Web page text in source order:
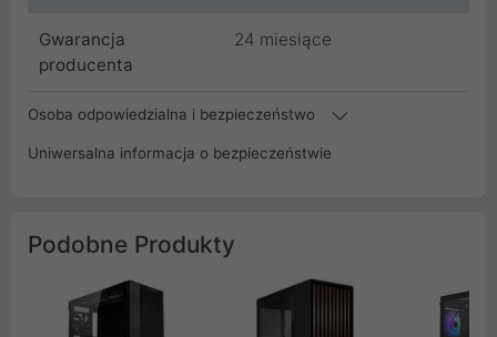
Gwarancja
producenta
24 miesiące
Osoba odpowiedzialna i bezpieczeństwo
Uniwersalna informacja o bezpieczeństwie
Podobne Produkty